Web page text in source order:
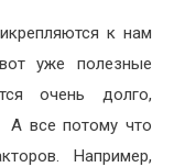
к нам
уже полезные
очень долго,
А все потому что
Например,